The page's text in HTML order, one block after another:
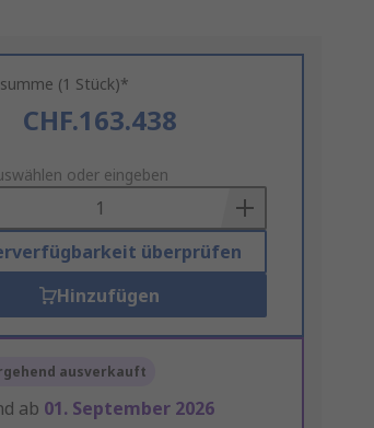
(1 Stück)*
CHF.163.438
oder eingeben
überprüfen
Hinzufügen
ausverkauft
ab 01. September 2026